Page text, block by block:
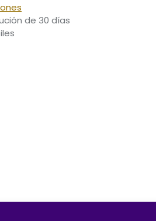
de 30 días